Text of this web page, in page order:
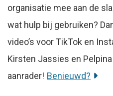
organisatie mee aan de
wat hulp bij gebruiken?
video’s voor TikTok en
Kirsten Jassies en
aanrader! Benieuwd?